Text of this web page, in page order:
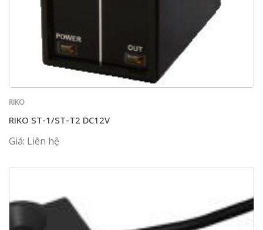
RIKO
RIKO ST-1/ST-T2 DC12V
Giá: Liên hệ